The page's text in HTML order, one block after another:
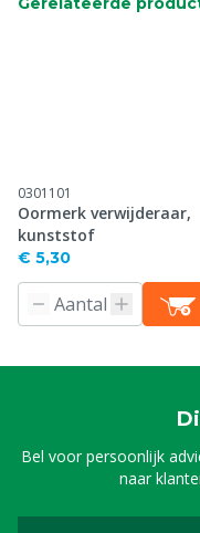
0301101
Oormerk verwijderaar,
kunststof
€ 5,30
Bel voor persoonlijk
naar